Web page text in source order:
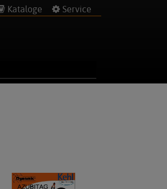
Kataloge Service